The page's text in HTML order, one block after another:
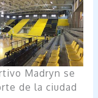
Madryn se
de la ciudad